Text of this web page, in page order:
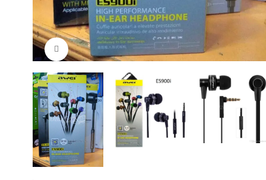
Cliquez pour agrandir